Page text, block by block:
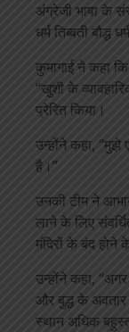
अंग्रेजी भाषा के
धर्म तिब्बती बौद्ध
कुमागाई ने कहा
“खुशी के
प्रेरित किया।
उन्होंने कहा, “मुझे
है।”
उनकी टीम ने
लाने के लिए
मंदिरों के बंद
उन्होंने कहा,
और बुद्ध के अवतार
स्थान अधिक